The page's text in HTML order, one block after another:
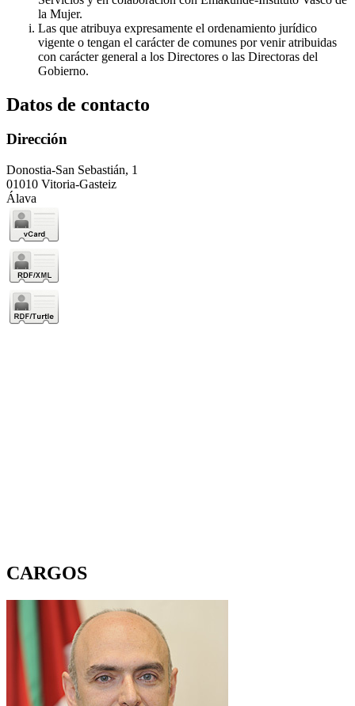
la Mujer.
Las que atribuya expresamente el ordenamiento jurídico
vigente o tengan el carácter de comunes por venir atribuidas
con carácter general a los Directores o las Directoras del
Gobierno.
Datos de contacto
Dirección
Donostia-San Sebastián, 1
01010 Vitoria-Gasteiz
Álava
CARGOS